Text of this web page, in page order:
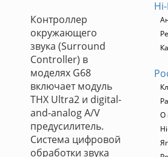
Контроллер
окружающего
звука (Surround
Controller) в
моделях G68
включает модуль
THX Ultra2 и digital-
and-analog A/V
предусилитель.
Система цифровой
обработки звука
О